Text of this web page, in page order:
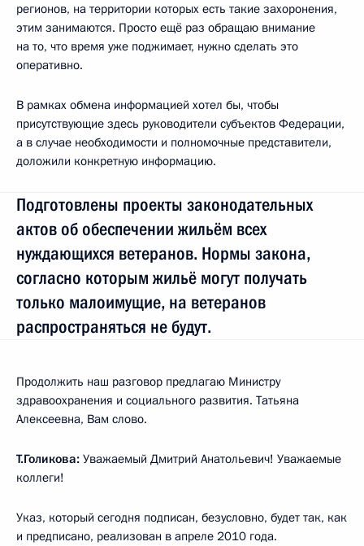
регионов, на территории которых есть такие захоронения,
этим занимаются. Просто ещё раз обращаю внимание
на то, что время уже поджимает, нужно сделать это
оперативно.
В рамках обмена информацией хотел бы, чтобы
присутствующие здесь руководители субъектов Федерации,
а в случае необходимости и полномочные представители,
доложили конкретную информацию.
Подготовлены проекты законодательных
актов об обеспечении жильём всех
нуждающихся ветеранов. Нормы закона,
согласно которым жильё могут получать
только малоимущие, на ветеранов
распространяться не будут.
Продолжить наш разговор предлагаю Министру
здравоохранения и социального развития. Татьяна
Алексеевна, Вам слово.
Т.Голикова: Уважаемый Дмитрий Анатольевич! Уважаемые
коллеги!
Указ, который сегодня подписан, безусловно, будет так, как
и предписано, реализован в апреле 2010 года.